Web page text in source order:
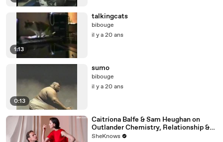
1:13
talkingcats
bibouge
il y a 20 ans
0:13
sumo
bibouge
il y a 20 ans
Caitríona Balfe & Sam Heughan on
Outlander Chemistry, Relationship &
First Impressions
SheKnows